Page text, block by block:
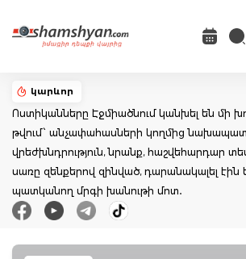
կարևոր
Ոստիկանները Էջմիածնում կանխել են մի
թվում՝ անչափահասների կողմից
վրեժխնդրություն, նրանք, հաշվեհարդար
սառը զենքերով զինված, դարանակալել էին
պատկանող մրգի խանութի մոտ․